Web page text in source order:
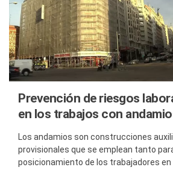
Prevención de riesgos
en los trabajos con
de marco.
Los andamios son construcciones
provisionales que se emplean tanto
posicionamiento de los trabajadores en